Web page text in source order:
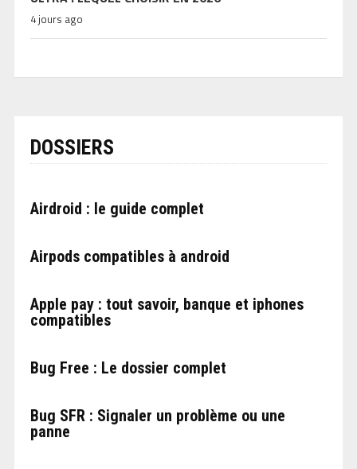
4 jours ago
DOSSIERS
Airdroid : le guide complet
Airpods compatibles à android
Apple pay : tout savoir, banque et iphones
compatibles
Bug Free : Le dossier complet
Bug SFR : Signaler un problème ou une
panne